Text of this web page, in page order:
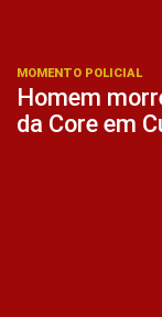
MOMENTO POLICIAL
Homem
da Core em